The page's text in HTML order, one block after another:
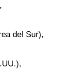
del Sur),